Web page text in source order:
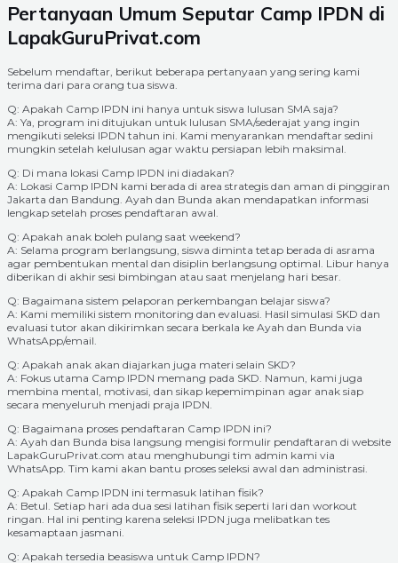
Pertanyaan Umum Seputar Camp IPDN di
LapakGuruPrivat.com
Sebelum mendaftar, berikut beberapa pertanyaan yang sering kami
terima dari para orang tua siswa.
Q: Apakah Camp IPDN ini hanya untuk siswa lulusan SMA saja?
A: Ya, program ini ditujukan untuk lulusan SMA/sederajat yang ingin
mengikuti seleksi IPDN tahun ini. Kami menyarankan mendaftar sedini
mungkin setelah kelulusan agar waktu persiapan lebih maksimal.
Q: Di mana lokasi Camp IPDN ini diadakan?
A: Lokasi Camp IPDN kami berada di area strategis dan aman di pinggiran
Jakarta dan Bandung. Ayah dan Bunda akan mendapatkan informasi
lengkap setelah proses pendaftaran awal.
Q: Apakah anak boleh pulang saat weekend?
A: Selama program berlangsung, siswa diminta tetap berada di asrama
agar pembentukan mental dan disiplin berlangsung optimal. Libur hanya
diberikan di akhir sesi bimbingan atau saat menjelang hari besar.
Q: Bagaimana sistem pelaporan perkembangan belajar siswa?
A: Kami memiliki sistem monitoring dan evaluasi. Hasil simulasi SKD dan
evaluasi tutor akan dikirimkan secara berkala ke Ayah dan Bunda via
WhatsApp/email.
Q: Apakah anak akan diajarkan juga materi selain SKD?
A: Fokus utama Camp IPDN memang pada SKD. Namun, kami juga
membina mental, motivasi, dan sikap kepemimpinan agar anak siap
secara menyeluruh menjadi praja IPDN.
Q: Bagaimana proses pendaftaran Camp IPDN ini?
A: Ayah dan Bunda bisa langsung mengisi formulir pendaftaran di website
LapakGuruPrivat.com atau menghubungi tim admin kami via
WhatsApp. Tim kami akan bantu proses seleksi awal dan administrasi.
Q: Apakah Camp IPDN ini termasuk latihan fisik?
A: Betul. Setiap hari ada dua sesi latihan fisik seperti lari dan workout
ringan. Hal ini penting karena seleksi IPDN juga melibatkan tes
kesamaptaan jasmani.
Q: Apakah tersedia beasiswa untuk Camp IPDN?